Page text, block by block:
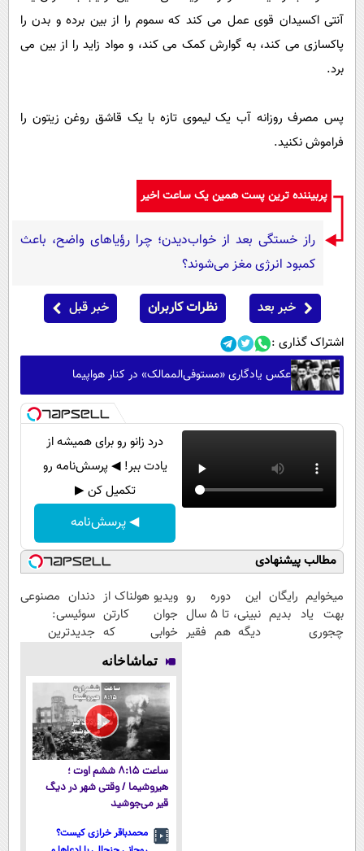
آنتی اکسیدان قوی عمل می کند که سموم را از بین برده و بدن را
پاکسازی می کند، به گوارش کمک می کند، و مواد زاید را از بین می
برد.
پس مصرف روزانه آب یک لیموی تازه با یک قاشق روغن زیتون را
فراموش نکنید.
پربیننده ترین پست همین یک ساعت اخیر
راز خستگی بعد از خواب‌دیدن؛ چرا رؤیاهای واضح، باعث
کمبود انرژی مغز می‌شوند؟
خبر بعد نظرات کاربران خبر قبل
اشتراک گذاری :
عکس یادگاری «مستوفی‌الممالک» در کنار هواپیما
درد زانو رو برای همیشه از
یادت ببر! ◀ پرسش‌نامه رو
تکمیل کن ▶
◀ پرسش‌نامه
مطالب پیشنهادی
میخوایم رایگان
بهت یاد بدیم
چجوری
این دوره رو
نبینی، تا 5 سال
دیگه هم فقیر
ویدیو هولناک از
جوان کارتن
خوابی که
میلیاردر شد.
آموزش رایگان
دندان مصنوعی
سوئیسی:
جدیدترین
پرداخت قسطی
تماشاخانه
ساعت ۸:۱۵ ششم اوت ؛
هیروشیما / وقتی شهر در دیگ
قیر می‌جوشید
محمدباقر خرازی کیست؟